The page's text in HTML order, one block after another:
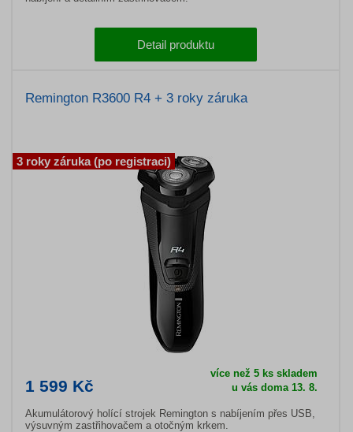
Detail produktu
Remington R3600 R4 + 3 roky záruka
1 599 Kč
více než 5 ks skladem
u vás doma 13. 8.
Akumulátorový holící strojek Remington s nabíjením přes USB,
výsuvným zastřihovačem a otočným krkem.
3 roky záruka (po registraci)